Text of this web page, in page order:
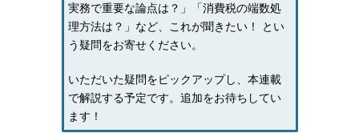
実務で重要な論点は？」「消費税の端数処
理方法は？」など、これが聞きたい！ とい
う疑問をお寄せください。
いただいた疑問をピックアップし、本連載
で解説する予定です。追加をお待ちしてい
ます！